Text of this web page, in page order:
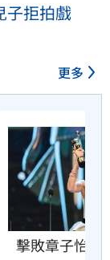
拒拍戲
更多
擊敗章子怡　